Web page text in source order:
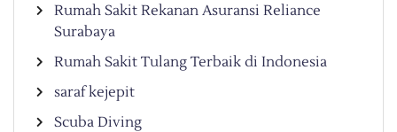
Rumah Sakit Rekanan Asuransi Reliance
Surabaya
Rumah Sakit Tulang Terbaik di Indonesia
saraf kejepit
Scuba Diving